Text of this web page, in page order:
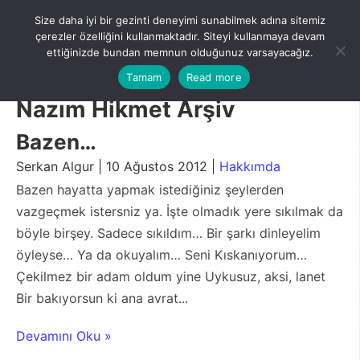
content
Menu
Nazım Hikmet Arşiv
Bazen…
Serkan Algur | 10 Ağustos 2012 | Hakkımda
Bazen hayatta yapmak istediğiniz şeylerden
vazgeçmek istersniz ya. İşte olmadık yere sıkılmak da
böyle birşey. Sadece sıkıldım… Bir şarkı dinleyelim
öyleyse… Ya da okuyalım… Seni Kıskanıyorum…
Çekilmez bir adam oldum yine Uykusuz, aksi, lanet
Bir bakıyorsun ki ana avrat...
Devamını Oku »
Size daha iyi bir gezinti deneyimi sunabilmek adına sitemiz
çerezler özelliğini kullanmaktadır. Siteyi kullanmaya devam
ettiğinizde bundan memnun olduğunuz varsayacağız.
Tamam
Read more